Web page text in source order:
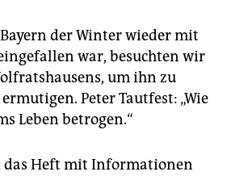
der Winter wieder mit
war, besuchten wir
um ihn zu
Peter Tautfest: „Wie
Leben betrogen.“
Heft mit Informationen